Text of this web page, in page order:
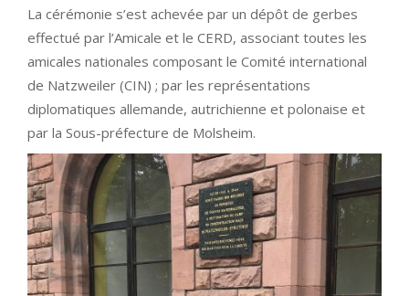
La cérémonie s’est achevée par un dépôt de gerbes
effectué par l’Amicale et le CERD, associant toutes les
amicales nationales composant le Comité international
de Natzweiler (CIN) ; par les représentations
diplomatiques allemande, autrichienne et polonaise et
par la Sous-préfecture de Molsheim.